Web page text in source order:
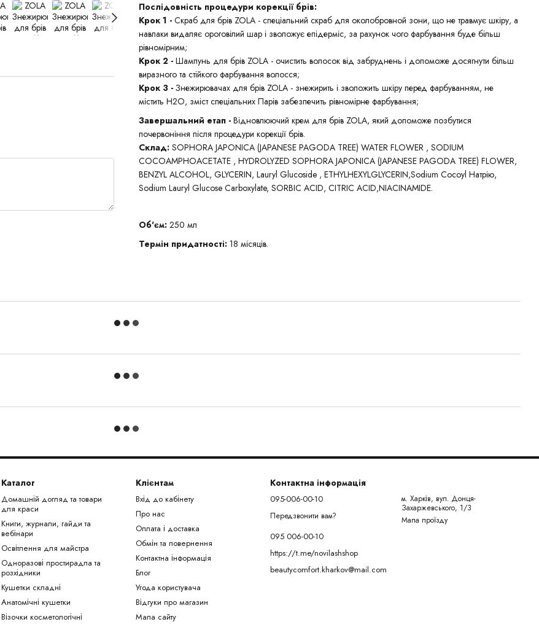
Послідовність процедури корекції брів:
Крок 1 - Скраб для брів ZOLA - спеціальний скраб для околобровной зони, що не травмує шкіру, а
навпаки видаляє ороговілий шар і зволожує епідерміс, за рахунок чого фарбування буде більш
рівномірним;
Крок 2 - Шампунь для брів ZOLA - очистить волосок від забруднень і допоможе досягнути більш
виразного та стійкого фарбування волосся;
Крок 3 - Знежирювачах для брів ZOLA - знежирить і зволожить шкіру перед фарбуванням, не
містить H2O, зміст спеціальних Парів забезпечить рівномірне фарбування;
Завершальний етап - Відновлюючий крем для брів ZOLA, який допоможе позбутися
почервоніння після процедури корекції брів.
Склад: SOPHORA JAPONICA (JAPANESE PAGODA TREE) WATER FLOWER , SODIUM
COCOAMPHOACETATE , HYDROLYZED SOPHORA JAPONICA (JAPANESE PAGODA TREE) FLOWER,
BENZYL ALCOHOL, GLYCERIN, Lauryl Glucoside , ETHYLHEXYLGLYCERIN,Sodium Cocoyl Натрію,
Sodium Lauryl Glucose Carboxylate, SORBIC ACID, CITRIC ACID,NIACINAMIDE.
Об'єм: 250 мл
Термін придатності: 18 місяців.
Каталог
Домашній догляд та товари
для краси
Книги, журнали, гайди та
вебінари
Освітлення для майстра
Одноразові простирадла та
розхідники
Кушетки складні
Анатомічні кушетки
Візочки косметологічні
Клієнтам
Вхід до кабінету
Про нас
Оплата і доставка
Обмін та повернення
Контактна інформація
Блог
Угода користувача
Відгуки про магазин
Мапа сайту
Контактна інформація
095-006-00-10
Передзвонити вам?
095 006-00-10
https://t.me/novilashshop
beautycomfort.kharkov@mail.com
м. Харків, вул. Донця-
Захаржевського, 1/3
Мапа проїзду